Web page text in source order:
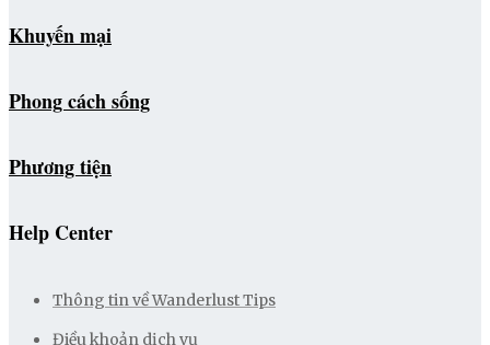
Khuyến mại
Phong cách sống
Phương tiện
Help Center
Thông tin về Wanderlust Tips
Điều khoản dịch vụ